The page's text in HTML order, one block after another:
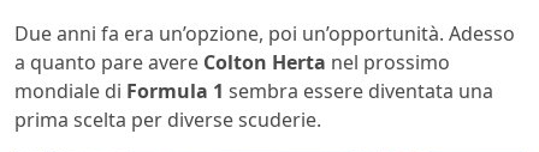
Due anni fa era un’opzione, poi un’opportunità. Adesso
a quanto pare avere Colton Herta nel prossimo
mondiale di Formula 1 sembra essere diventata una
prima scelta per diverse scuderie.